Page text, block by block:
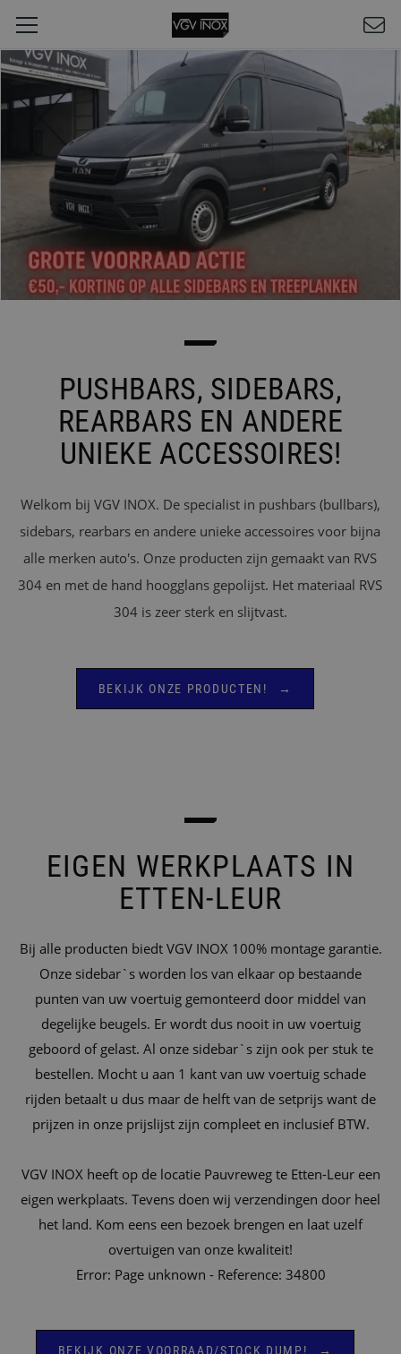
PUSHBARS, SIDEBARS,
REARBARS EN ANDERE
UNIEKE ACCESSOIRES!
Welkom bij VGV INOX. De specialist in pushbars (bullbars),
sidebars, rearbars en andere unieke accessoires voor bijna
alle merken auto's. Onze producten zijn gemaakt van RVS
304 en met de hand hoogglans gepolijst. Het materiaal RVS
304 is zeer sterk en slijtvast.
BEKIJK ONZE PRODUCTEN!
EIGEN WERKPLAATS IN
ETTEN-LEUR
Bij alle producten biedt VGV INOX 100% montage garantie.
Onze sidebar`s worden los van elkaar op bestaande
punten van uw voertuig gemonteerd door middel van
degelijke beugels. Er wordt dus nooit in uw voertuig
geboord of gelast. Al onze sidebar`s zijn ook per stuk te
bestellen. Mocht u aan 1 kant van uw voertuig schade
rijden betaalt u dus maar de helft van de setprijs want de
prijzen in onze prijslijst zijn compleet en inclusief BTW.
VGV INOX heeft op de locatie Pauvreweg te Etten-Leur een
eigen werkplaats. Tevens doen wij verzendingen door heel
het land. Kom eens een bezoek brengen en laat uzelf
overtuigen van onze kwaliteit!
Error: Page unknown - Reference: 34800
BEKIJK ONZE VOORRAAD/STOCK DUMP!